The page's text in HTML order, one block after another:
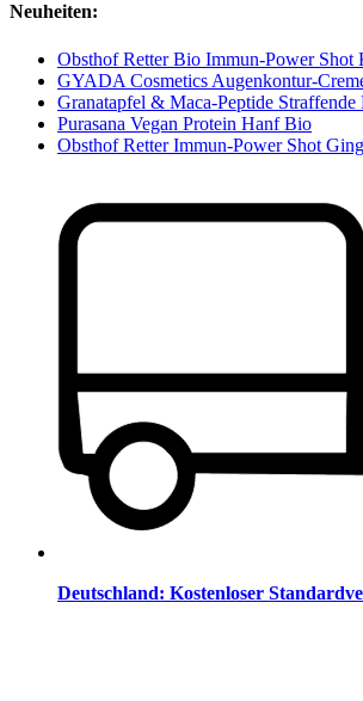
Neuheiten:
Obsthof Retter Bio Immun-Power Shot
GYADA Cosmetics Augenkontur-
Granatapfel & Maca-Peptide Straffende
Purasana Vegan Protein Hanf Bio
Obsthof Retter Immun-Power Shot
Deutschland: Kostenloser